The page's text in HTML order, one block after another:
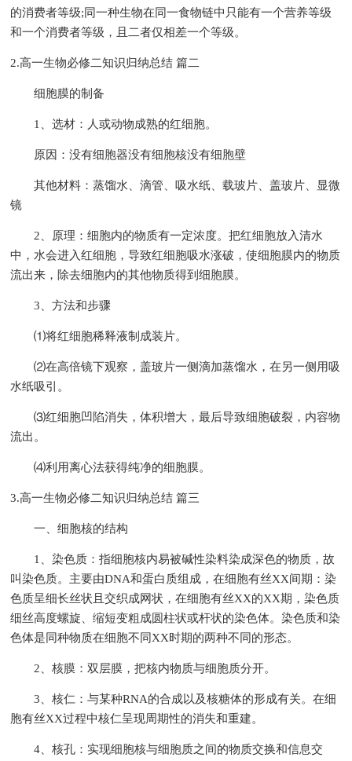
的消费者等级;同一种生物在同一食物链中只能有一个营养等级
和一个消费者等级，且二者仅相差一个等级。
2.高一生物必修二知识归纳总结 篇二
细胞膜的制备
1、选材：人或动物成熟的红细胞。
原因：没有细胞器没有细胞核没有细胞壁
其他材料：蒸馏水、滴管、吸水纸、载玻片、盖玻片、显微
镜
2、原理：细胞内的物质有一定浓度。把红细胞放入清水
中，水会进入红细胞，导致红细胞吸水涨破，使细胞膜内的物质
流出来，除去细胞内的其他物质得到细胞膜。
3、方法和步骤
⑴将红细胞稀释液制成装片。
⑵在高倍镜下观察，盖玻片一侧滴加蒸馏水，在另一侧用吸
水纸吸引。
⑶红细胞凹陷消失，体积增大，最后导致细胞破裂，内容物
流出。
⑷利用离心法获得纯净的细胞膜。
3.高一生物必修二知识归纳总结 篇三
一、细胞核的结构
1、染色质：指细胞核内易被碱性染料染成深色的物质，故
叫染色质。主要由DNA和蛋白质组成，在细胞有丝XX间期：染
色质呈细长丝状且交织成网状，在细胞有丝XX的XX期，染色质
细丝高度螺旋、缩短变粗成圆柱状或杆状的染色体。染色质和染
色体是同种物质在细胞不同XX时期的两种不同的形态。
2、核膜：双层膜，把核内物质与细胞质分开。
3、核仁：与某种RNA的合成以及核糖体的形成有关。在细
胞有丝XX过程中核仁呈现周期性的消失和重建。
4、核孔：实现细胞核与细胞质之间的物质交换和信息交